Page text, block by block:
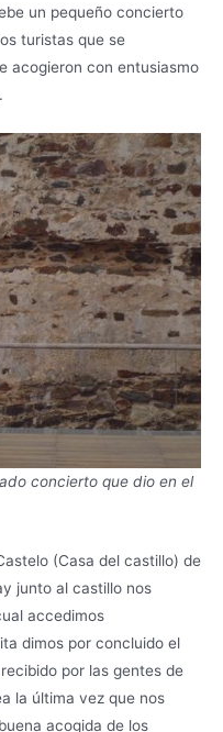
un pequeño concierto
turistas que se
acogieron con entusiasmo
concierto que dio en el
(Casa del castillo) de
junto al castillo nos
accedimos
dimos por concluido el
por las gentes de
la última vez que nos
acogida de los